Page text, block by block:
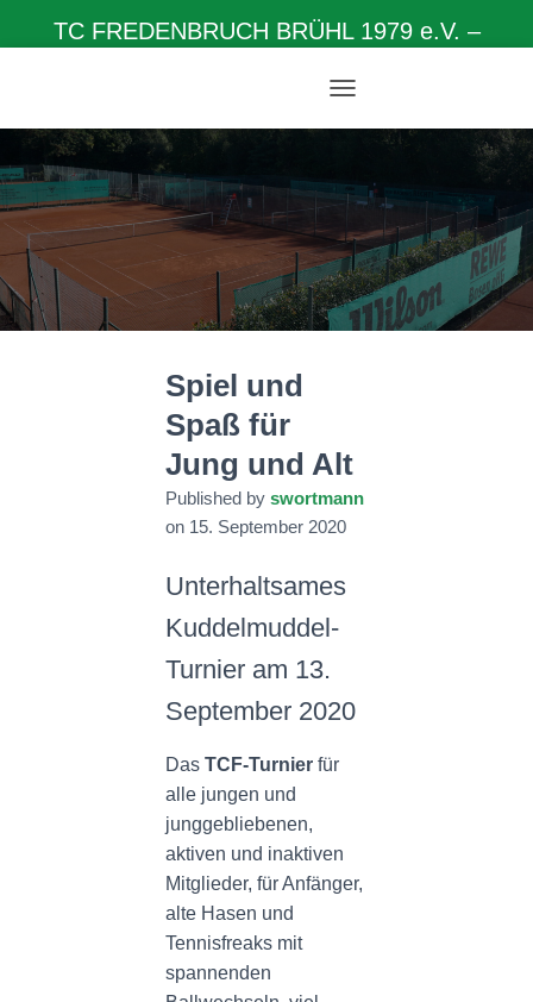
TC FREDENBRUCH BRÜHL 1979 e.V. –
A
G
T
I
O
N
U
L
N
Spiel und
Spaß für
Jung und Alt
Published by swortmann
on 15. September 2020
Unterhaltsames
Kuddelmuddel-
Turnier am 13.
September 2020
Das TCF-Turnier für
alle jungen und
junggebliebenen,
aktiven und inaktiven
Mitglieder, für Anfänger,
alte Hasen und
Tennisfreaks mit
spannenden